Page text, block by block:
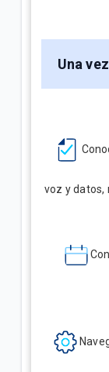
Una
voz y datos,